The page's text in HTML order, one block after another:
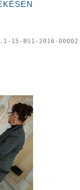
15-BS1-2016-00002